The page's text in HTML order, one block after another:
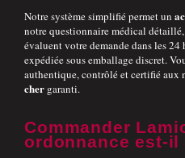
Notre système simplifié permet un
notre questionnaire médical
évaluent votre demande dans les 24
expédiée sous emballage discret.
authentique, contrôlé et certifié aux
cher garanti.
Commander
ordonnance est-il